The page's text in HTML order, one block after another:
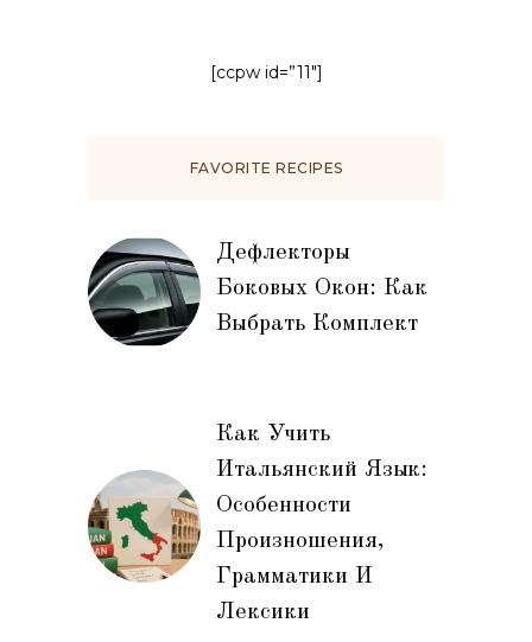
[ccpw id=”11″]
FAVORITE RECIPES
Дефлекторы
Боковых Окон: Как
Выбрать Комплект
Как Учить
Итальянский Язык:
Особенности
Произношения,
Грамматики И
Лексики